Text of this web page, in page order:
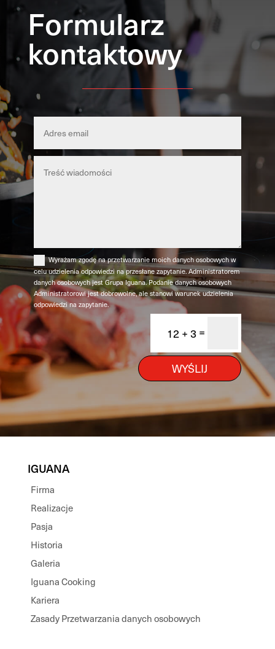
Formularz
kontaktowy
Wyrażam zgodę na przetwarzanie moich danych osobowych w
celu udzielenia odpowiedzi na przesłane zapytanie. Administratorem
danych osobowych jest Grupa Iguana. Podanie danych osobowych
Administratorowi jest dobrowolne, ale stanowi warunek udzielenia
odpowiedzi na zapytanie.
12 + 3=
WYŚLIJ
IGUANA
Firma
Realizacje
Pasja
Historia
Galeria
Iguana Cooking
Kariera
Zasady Przetwarzania danych osobowych